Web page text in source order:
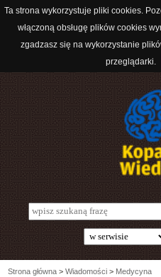
Ta strona wykorzystuje pliki cookies.
włączoną obsługę plików cookies
zgadzasz się na wykorzystanie
przeglądarki.
Strona główna > Wiadomości > Medycyna